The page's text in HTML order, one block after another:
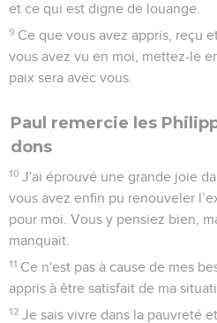
et ce qui est digne de louange.
9 Ce que vous avez appris, reçu
vous avez vu en moi, mettez-le
paix sera avec vous.
Paul remercie les
dons
10 J'ai éprouvé une grande joie
vous avez enfin pu renouveler
pour moi. Vous y pensiez bien,
manquait.
11 Ce n'est pas à cause de mes
appris à être satisfait de ma
12 Je sais vivre dans la pauvreté